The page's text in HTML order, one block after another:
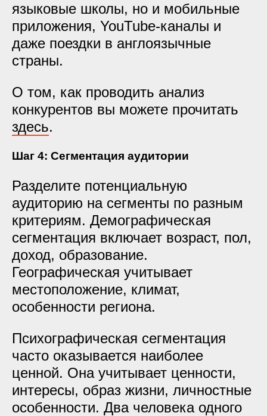
языковые школы, но и мобильные
приложения, YouTube-каналы и
даже поездки в англоязычные
страны.
О том, как проводить анализ
конкурентов вы можете прочитать
здесь.
Шаг 4: Сегментация аудитории
Разделите потенциальную
аудиторию на сегменты по разным
критериям. Демографическая
сегментация включает возраст, пол,
доход, образование.
Географическая учитывает
местоположение, климат,
особенности региона.
Психографическая сегментация
часто оказывается наиболее
ценной. Она учитывает ценности,
интересы, образ жизни, личностные
особенности. Два человека одного